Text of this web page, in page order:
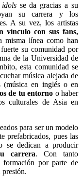
idolsse da gracias a su
su carrera y los
A su vez, los artistas
vínculo con sus fans,
misma línea como han
su comunidad por
de la Universidad de
esta comunidad se
música alejada de
(música en inglés o en
de tu entorno o haber
culturales de Asia en
para ser un modelo
prefabricados, pues las
se dedican a producir
carrera. Con tanto
formación por parte de
presión.